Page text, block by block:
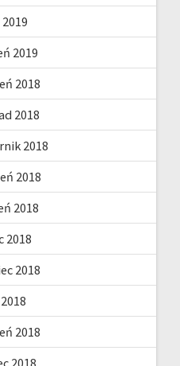
2019
2018
2018
2018
2018
2018
2018
2018
2018